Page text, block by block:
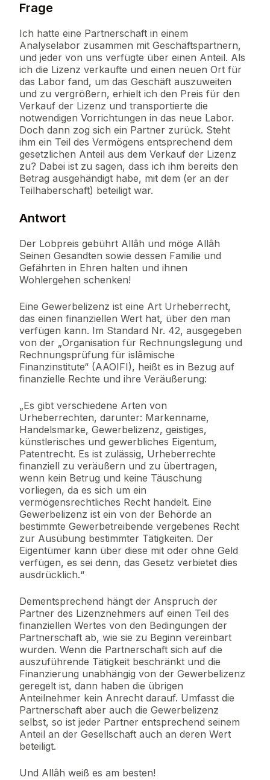
Frage
Ich hatte eine Partnerschaft in einem
Analyselabor zusammen mit Geschäftspartnern,
und jeder von uns verfügte über einen Anteil. Als
ich die Lizenz verkaufte und einen neuen Ort für
das Labor fand, um das Geschäft auszuweiten
und zu vergrößern, erhielt ich den Preis für den
Verkauf der Lizenz und transportierte die
notwendigen Vorrichtungen in das neue Labor.
Doch dann zog sich ein Partner zurück. Steht
ihm ein Teil des Vermögens entsprechend dem
gesetzlichen Anteil aus dem Verkauf der Lizenz
zu? Dabei ist zu sagen, dass ich ihm bereits den
Betrag ausgehändigt habe, mit dem (er an der
Teilhaberschaft) beteiligt war.
Antwort
Der Lobpreis gebührt Allâh und möge Allâh
Seinen Gesandten sowie dessen Familie und
Gefährten in Ehren halten und ihnen
Wohlergehen schenken!
Eine Gewerbelizenz ist eine Art Urheberrecht,
das einen finanziellen Wert hat, über den man
verfügen kann. Im Standard Nr. 42, ausgegeben
von der „Organisation für Rechnungslegung und
Rechnungsprüfung für islâmische
Finanzinstitute“ (AAOIFI), heißt es in Bezug auf
finanzielle Rechte und ihre Veräußerung:
„Es gibt verschiedene Arten von
Urheberrechten, darunter: Markenname,
Handelsmarke, Gewerbelizenz, geistiges,
künstlerisches und gewerbliches Eigentum,
Patentrecht. Es ist zulässig, Urheberrechte
finanziell zu veräußern und zu übertragen,
wenn kein Betrug und keine Täuschung
vorliegen, da es sich um ein
vermögensrechtliches Recht handelt. Eine
Gewerbelizenz ist ein von der Behörde an
bestimmte Gewerbetreibende vergebenes Recht
zur Ausübung bestimmter Tätigkeiten. Der
Eigentümer kann über diese mit oder ohne Geld
verfügen, es sei denn, das Gesetz verbietet dies
ausdrücklich.“
Dementsprechend hängt der Anspruch der
Partner des Lizenznehmers auf einen Teil des
finanziellen Wertes von den Bedingungen der
Partnerschaft ab, wie sie zu Beginn vereinbart
wurden. Wenn die Partnerschaft sich auf die
auszuführende Tätigkeit beschränkt und die
Finanzierung unabhängig von der Gewerbelizenz
geregelt ist, dann haben die übrigen
Anteilnehmer kein Anrecht darauf. Umfasst die
Partnerschaft aber auch die Gewerbelizenz
selbst, so ist jeder Partner entsprechend seinem
Anteil an der Gesellschaft auch an deren Wert
beteiligt.
Und Allâh weiß es am besten!